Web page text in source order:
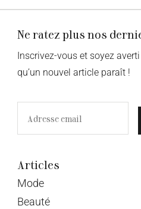
Ne ratez plus nos
Inscrivez-vous et soyez
qu’un nouvel article paraît !
Articles
Mode
Beauté